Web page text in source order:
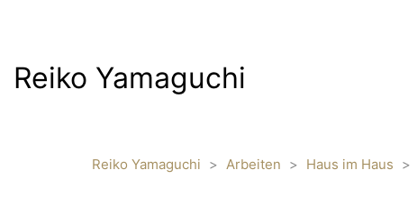
Reiko Yamaguchi
Reiko Yamaguchi > Arbeiten > Haus im Haus >